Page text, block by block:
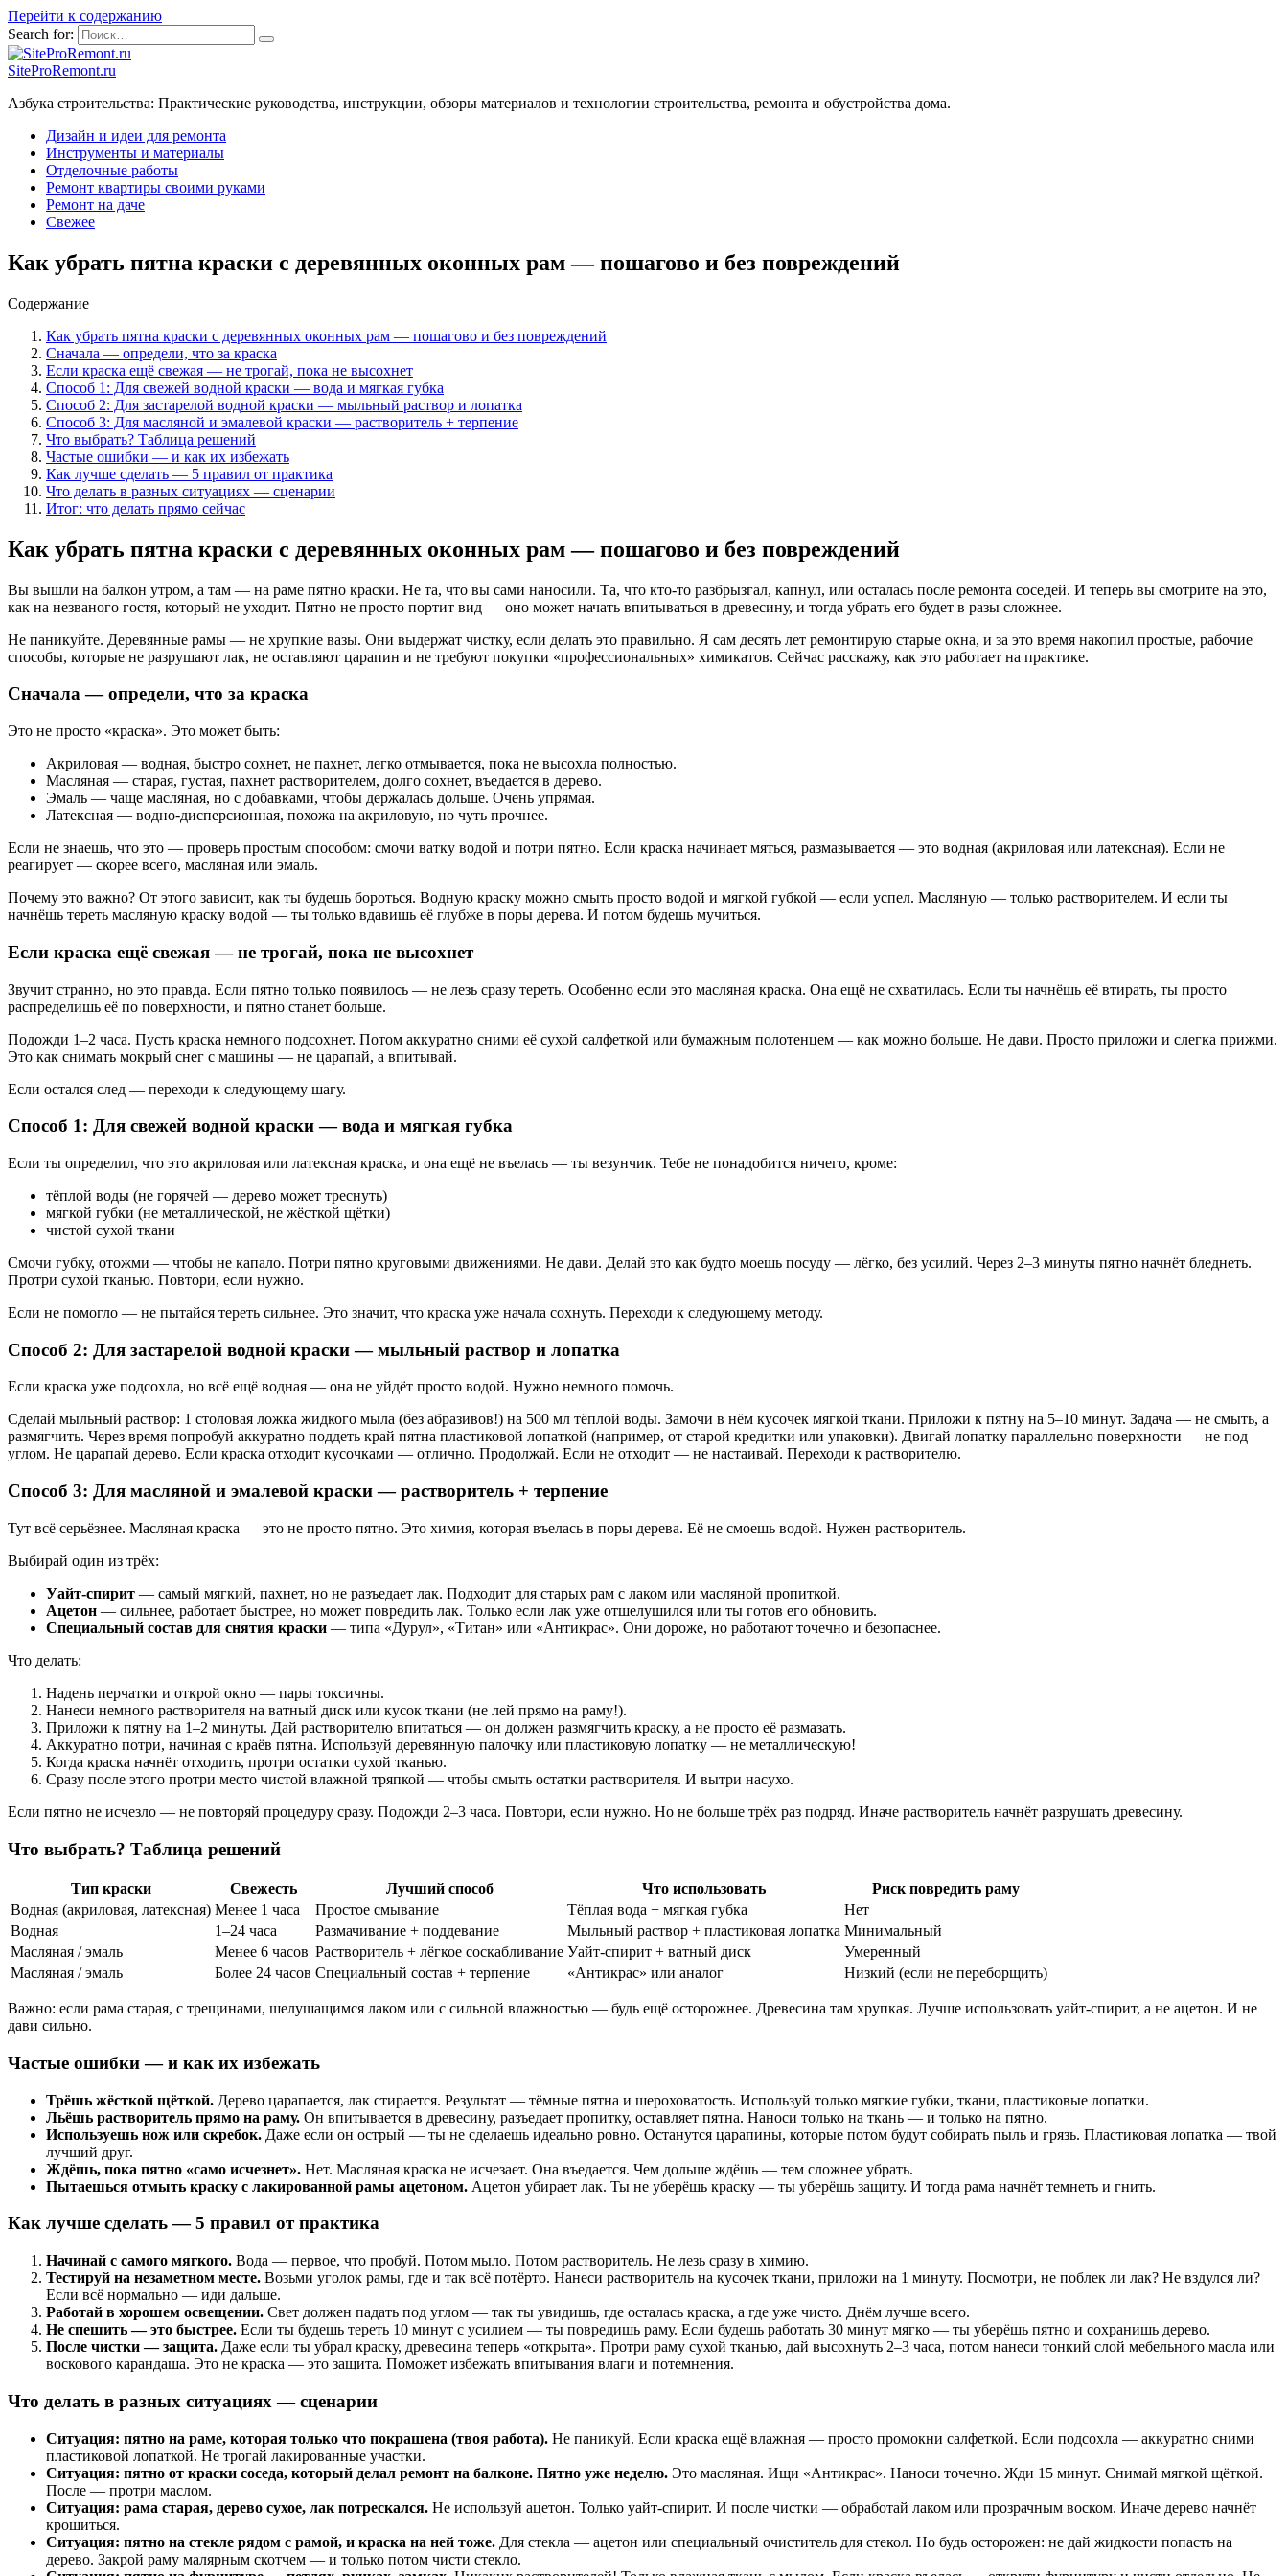
Перейти к содержанию
Search for:
SiteProRemont.ru
Азбука строительства: Практические руководства, инструкции, обзоры материалов и технологии строительства, ремонта и обустройства дома.
Дизайн и идеи для ремонта
Инструменты и материалы
Отделочные работы
Ремонт квартиры своими руками
Ремонт на даче
Свежее
Как убрать пятна краски с деревянных оконных рам — пошагово и без повреждений
Содержание
Как убрать пятна краски с деревянных оконных рам — пошагово и без повреждений
Сначала — определи, что за краска
Если краска ещё свежая — не трогай, пока не высохнет
Способ 1: Для свежей водной краски — вода и мягкая губка
Способ 2: Для застарелой водной краски — мыльный раствор и лопатка
Способ 3: Для масляной и эмалевой краски — растворитель + терпение
Что выбрать? Таблица решений
Частые ошибки — и как их избежать
Как лучше сделать — 5 правил от практика
Что делать в разных ситуациях — сценарии
Итог: что делать прямо сейчас
Как убрать пятна краски с деревянных оконных рам — пошагово и без повреждений
Вы вышли на балкон утром, а там — на раме пятно краски. Не та, что вы сами наносили. Та, что кто-то разбрызгал, капнул, или осталась после ремонта соседей. И теперь вы смотрите на это,
как на незваного гостя, который не уходит. Пятно не просто портит вид — оно может начать впитываться в древесину, и тогда убрать его будет в разы сложнее.
Не паникуйте. Деревянные рамы — не хрупкие вазы. Они выдержат чистку, если делать это правильно. Я сам десять лет ремонтирую старые окна, и за это время накопил простые, рабочие
способы, которые не разрушают лак, не оставляют царапин и не требуют покупки «профессиональных» химикатов. Сейчас расскажу, как это работает на практике.
Сначала — определи, что за краска
Это не просто «краска». Это может быть:
Акриловая — водная, быстро сохнет, не пахнет, легко отмывается, пока не высохла полностью.
Масляная — старая, густая, пахнет растворителем, долго сохнет, въедается в дерево.
Эмаль — чаще масляная, но с добавками, чтобы держалась дольше. Очень упрямая.
Латексная — водно-дисперсионная, похожа на акриловую, но чуть прочнее.
Если не знаешь, что это — проверь простым способом: смочи ватку водой и потри пятно. Если краска начинает мяться, размазывается — это водная (акриловая или латексная). Если не
реагирует — скорее всего, масляная или эмаль.
Почему это важно? От этого зависит, как ты будешь бороться. Водную краску можно смыть просто водой и мягкой губкой — если успел. Масляную — только растворителем. И если ты
начнёшь тереть масляную краску водой — ты только вдавишь её глубже в поры дерева. И потом будешь мучиться.
Если краска ещё свежая — не трогай, пока не высохнет
Звучит странно, но это правда. Если пятно только появилось — не лезь сразу тереть. Особенно если это масляная краска. Она ещё не схватилась. Если ты начнёшь её втирать, ты просто
распределишь её по поверхности, и пятно станет больше.
Подожди 1–2 часа. Пусть краска немного подсохнет. Потом аккуратно сними её сухой салфеткой или бумажным полотенцем — как можно больше. Не дави. Просто приложи и слегка прижми.
Это как снимать мокрый снег с машины — не царапай, а впитывай.
Если остался след — переходи к следующему шагу.
Способ 1: Для свежей водной краски — вода и мягкая губка
Если ты определил, что это акриловая или латексная краска, и она ещё не въелась — ты везунчик. Тебе не понадобится ничего, кроме:
тёплой воды (не горячей — дерево может треснуть)
мягкой губки (не металлической, не жёсткой щётки)
чистой сухой ткани
Смочи губку, отожми — чтобы не капало. Потри пятно круговыми движениями. Не дави. Делай это как будто моешь посуду — лёгко, без усилий. Через 2–3 минуты пятно начнёт бледнеть.
Протри сухой тканью. Повтори, если нужно.
Если не помогло — не пытайся тереть сильнее. Это значит, что краска уже начала сохнуть. Переходи к следующему методу.
Способ 2: Для застарелой водной краски — мыльный раствор и лопатка
Если краска уже подсохла, но всё ещё водная — она не уйдёт просто водой. Нужно немного помочь.
Сделай мыльный раствор: 1 столовая ложка жидкого мыла (без абразивов!) на 500 мл тёплой воды. Замочи в нём кусочек мягкой ткани. Приложи к пятну на 5–10 минут. Задача — не смыть, а
размягчить. Через время попробуй аккуратно поддеть край пятна пластиковой лопаткой (например, от старой кредитки или упаковки). Двигай лопатку параллельно поверхности — не под
углом. Не царапай дерево. Если краска отходит кусочками — отлично. Продолжай. Если не отходит — не настаивай. Переходи к растворителю.
Способ 3: Для масляной и эмалевой краски — растворитель + терпение
Тут всё серьёзнее. Масляная краска — это не просто пятно. Это химия, которая въелась в поры дерева. Её не смоешь водой. Нужен растворитель.
Выбирай один из трёх:
Уайт-спирит — самый мягкий, пахнет, но не разъедает лак. Подходит для старых рам с лаком или масляной пропиткой.
Ацетон — сильнее, работает быстрее, но может повредить лак. Только если лак уже отшелушился или ты готов его обновить.
Специальный состав для снятия краски — типа «Дурул», «Титан» или «Антикрас». Они дороже, но работают точечно и безопаснее.
Что делать:
Надень перчатки и открой окно — пары токсичны.
Нанеси немного растворителя на ватный диск или кусок ткани (не лей прямо на раму!).
Приложи к пятну на 1–2 минуты. Дай растворителю впитаться — он должен размягчить краску, а не просто её размазать.
Аккуратно потри, начиная с краёв пятна. Используй деревянную палочку или пластиковую лопатку — не металлическую!
Когда краска начнёт отходить, протри остатки сухой тканью.
Сразу после этого протри место чистой влажной тряпкой — чтобы смыть остатки растворителя. И вытри насухо.
Если пятно не исчезло — не повторяй процедуру сразу. Подожди 2–3 часа. Повтори, если нужно. Но не больше трёх раз подряд. Иначе растворитель начнёт разрушать древесину.
Что выбрать? Таблица решений
Тип краски Свежесть Лучший способ Что использовать
Риск повредить раму
Водная (акриловая, латексная) Менее 1 часа Простое смывание Тёплая вода + мягкая губка
Нет
Водная
1–24 часа Размачивание + поддевание Мыльный раствор + пластиковая лопатка Минимальный
Масляная / эмаль
Менее 6 часов Растворитель + лёгкое соскабливание Уайт-спирит + ватный диск
Умеренный
Масляная / эмаль
Более 24 часов Специальный состав + терпение «Антикрас» или аналог Низкий (если не переборщить)
Важно: если рама старая, с трещинами, шелушащимся лаком или с сильной влажностью — будь ещё осторожнее. Древесина там хрупкая. Лучше использовать уайт-спирит, а не ацетон. И не
дави сильно.
Частые ошибки — и как их избежать
Трёшь жёсткой щёткой. Дерево царапается, лак стирается. Результат — тёмные пятна и шероховатость. Используй только мягкие губки, ткани, пластиковые лопатки.
Льёшь растворитель прямо на раму. Он впитывается в древесину, разъедает пропитку, оставляет пятна. Наноси только на ткань — и только на пятно.
Используешь нож или скребок. Даже если он острый — ты не сделаешь идеально ровно. Останутся царапины, которые потом будут собирать пыль и грязь. Пластиковая лопатка — твой
лучший друг.
Ждёшь, пока пятно «само исчезнет». Нет. Масляная краска не исчезает. Она въедается. Чем дольше ждёшь — тем сложнее убрать.
Пытаешься отмыть краску с лакированной рамы ацетоном. Ацетон убирает лак. Ты не уберёшь краску — ты уберёшь защиту. И тогда рама начнёт темнеть и гнить.
Как лучше сделать — 5 правил от практика
Начинай с самого мягкого. Вода — первое, что пробуй. Потом мыло. Потом растворитель. Не лезь сразу в химию.
Тестируй на незаметном месте. Возьми уголок рамы, где и так всё потёрто. Нанеси растворитель на кусочек ткани, приложи на 1 минуту. Посмотри, не поблек ли лак? Не вздулся ли?
Если всё нормально — иди дальше.
Работай в хорошем освещении. Свет должен падать под углом — так ты увидишь, где осталась краска, а где уже чисто. Днём лучше всего.
Не спешить — это быстрее. Если ты будешь тереть 10 минут с усилием — ты повредишь раму. Если будешь работать 30 минут мягко — ты уберёшь пятно и сохранишь дерево.
После чистки — защита. Даже если ты убрал краску, древесина теперь «открыта». Протри раму сухой тканью, дай высохнуть 2–3 часа, потом нанеси тонкий слой мебельного масла или
воскового карандаша. Это не краска — это защита. Поможет избежать впитывания влаги и потемнения.
Что делать в разных ситуациях — сценарии
Ситуация: пятно на раме, которая только что покрашена (твоя работа). Не паникуй. Если краска ещё влажная — просто промокни салфеткой. Если подсохла — аккуратно сними
пластиковой лопаткой. Не трогай лакированные участки.
Ситуация: пятно от краски соседа, который делал ремонт на балконе. Пятно уже неделю. Это масляная. Ищи «Антикрас». Наноси точечно. Жди 15 минут. Снимай мягкой щёткой.
После — протри маслом.
Ситуация: рама старая, дерево сухое, лак потрескался. Не используй ацетон. Только уайт-спирит. И после чистки — обработай лаком или прозрачным воском. Иначе дерево начнёт
крошиться.
Ситуация: пятно на стекле рядом с рамой, и краска на ней тоже. Для стекла — ацетон или специальный очиститель для стекол. Но будь осторожен: не дай жидкости попасть на
дерево. Закрой раму малярным скотчем — и только потом чисти стекло.